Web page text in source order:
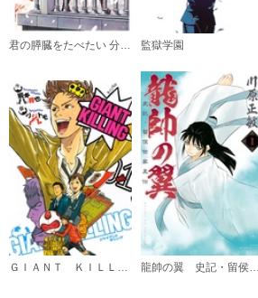
必要ポイント：
（１０）
必要ポイント： 540
（１１）
必要ポイント：540
監獄学園